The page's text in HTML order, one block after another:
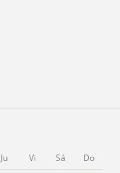
Ju Vi Sá Do